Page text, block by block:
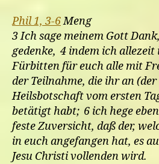
Phil 1, 3-6Meng
3 Ich sage meinem Gott
gedenke, 4 indem ich allezeit
Fürbitten für euch alle mit
der Teilnahme, die ihr an
Heilsbotschaft vom ersten
betätigt habt; 6 ich hege
feste Zuversicht, daß der,
in euch angefangen hat, es
Jesu Christi vollenden wird.